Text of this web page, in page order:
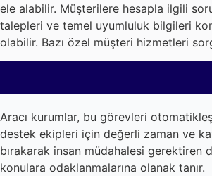
ele alabilir. Müşterilere hesapla ilgili
talepleri ve temel uyumluluk bilgileri
olabilir. Bazı özel müşteri hizmetleri
Aracı kurumlar, bu görevleri
destek ekipleri için değerli zaman ve
bırakarak insan müdahalesi gerektiren
konulara odaklanmalarına olanak tanır.